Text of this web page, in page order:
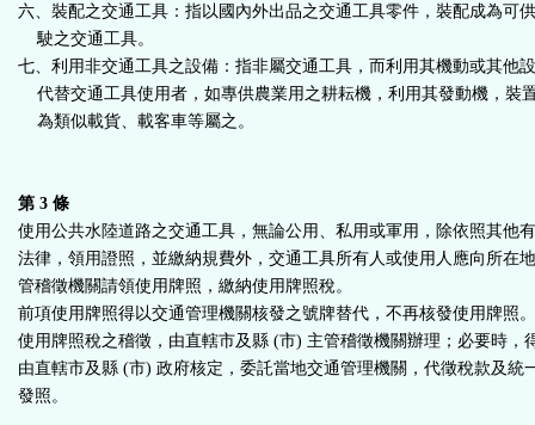
六、裝配之交通工具：指以國內外出品之交通工具零件，裝配成為可
駛之交通工具。
七、利用非交通工具之設備：指非屬交通工具，而利用其機動或其他
代替交通工具使用者，如專供農業用之耕耘機，利用其發動機，裝
為類似載貨、載客車等屬之。
第 3 條
使用公共水陸道路之交通工具，無論公用、私用或軍用，除依照其他
法律，領用證照，並繳納規費外，交通工具所有人或使用人應向所在
管稽徵機關請領使用牌照，繳納使用牌照稅。
前項使用牌照得以交通管理機關核發之號牌替代，不再核發使用牌照。
使用牌照稅之稽徵，由直轄市及縣 (市) 主管稽徵機關辦理；必要時，
由直轄市及縣 (市) 政府核定，委託當地交通管理機關，代徵稅款及統
發照。